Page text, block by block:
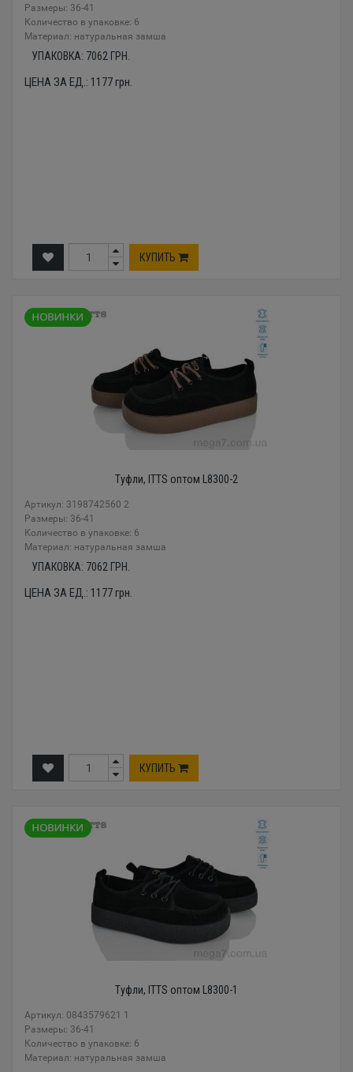
Размеры: 36-41
Количество в упаковке: 6
Материал: натуральная замша
УПАКОВКА: 7062 ГРН.
ЦЕНА ЗА ЕД.: 1177грн.
КУПИТЬ
Туфли, ITTS оптом L8300-2
Артикул: 3198742560 2
Размеры: 36-41
Количество в упаковке: 6
Материал: натуральная замша
УПАКОВКА: 7062 ГРН.
ЦЕНА ЗА ЕД.: 1177грн.
КУПИТЬ
Туфли, ITTS оптом L8300-1
Артикул: 0843579621 1
Размеры: 36-41
Количество в упаковке: 6
Материал: натуральная замша